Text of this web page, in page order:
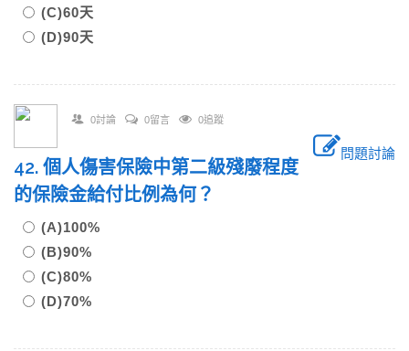
(C)60天
(D)90天
0討論 0留言 0追蹤
問題討論
42. 個人傷害保險中第二級殘廢程度
的保險金給付比例為何？
(A)100%
(B)90%
(C)80%
(D)70%